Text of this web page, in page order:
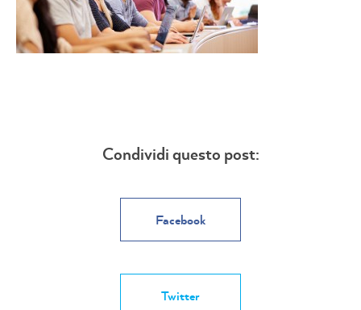
Condividi questo post:
Facebook
Twitter